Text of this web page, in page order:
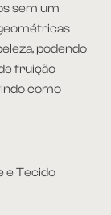
sem um
podendo
fruição
como
e Tecido